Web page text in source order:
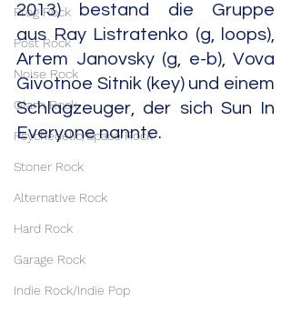
Prog Rock
Post Rock
Noise Rock
Glam Rock
Psychedelic/Space Rock
Stoner Rock
Alternative Rock
Hard Rock
Garage Rock
Indie Rock/Indie Pop
2013) bestand die Gruppe
aus Ray Listratenko (g, loops),
Artem Janovsky (g, e-b), Vova
Givotnoe Sitnik (key) und einem
Schlagzeuger, der sich Sun In
Everyone nannte.